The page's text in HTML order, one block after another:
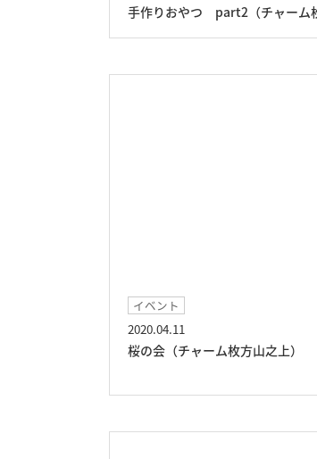
手作りおやつ part2（チャーム
イベント
2020.04.11
桜の会（チャーム枚方山之上）